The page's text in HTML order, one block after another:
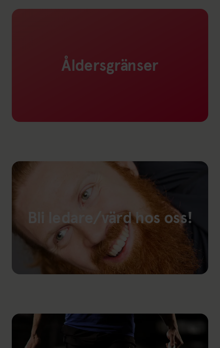
Åldersgränser
Bli ledare/värd hos oss!